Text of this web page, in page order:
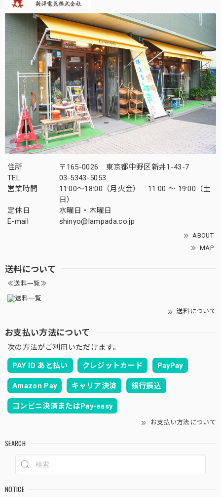
住所
〒165-0026 東京都中野区新井1-43-7
TEL
03-5343-5053
営業時間
11:00～18:00（月火金） 11:00 ～ 19:00（土
日）
定休日
水曜日・木曜日
E-mail
shinyo@lampada.co.jp
ABOUT
MAP
送料について
≪送料一覧≫
送料について
お支払い方法について
次の方法がご利用いただけます。
PAY ID あと払い クレジットカード PayPay
Amazon Pay キャリア決済 銀行振込
コンビニ決済またはPay-easy
お支払い方法について
SEARCH
NOTICE